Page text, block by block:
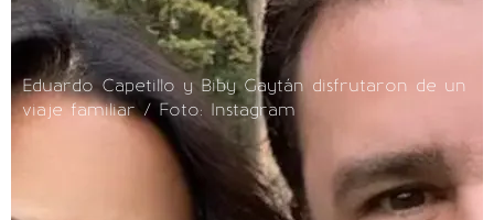
Eduardo Capetillo y Biby Gaytán disfrutaron de un
viaje familiar / Foto: Instagram